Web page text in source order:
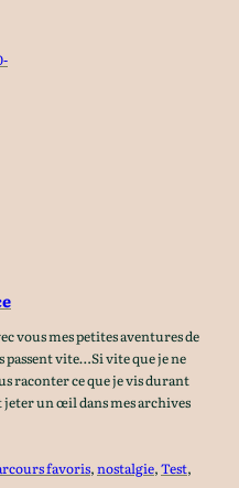
vous mes petites aventures de
vite…Si vite que je ne
raconter ce que je vis durant
jeter un œil dans mes archives
favoris, nostalgie, Test